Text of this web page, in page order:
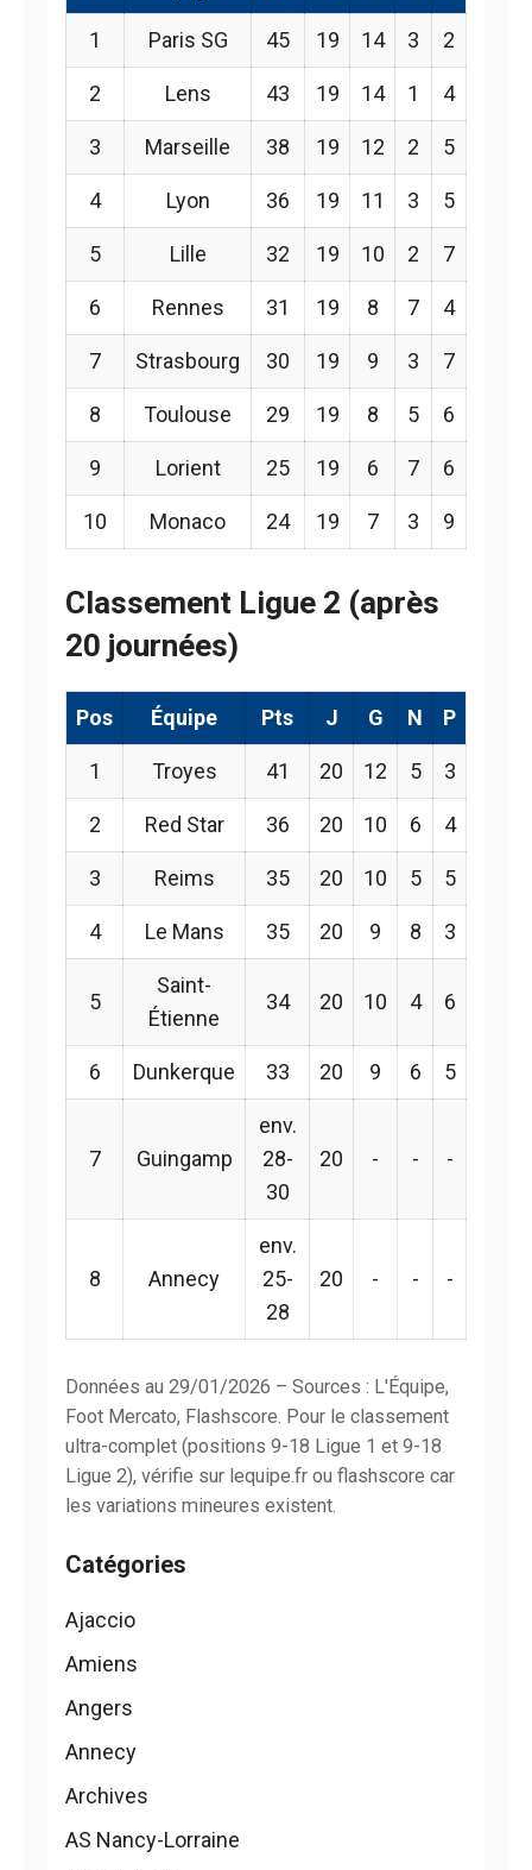
1 Paris SG 45 19 14 3 2
2 Lens 43 19 14 1 4
3 Marseille 38 19 12 2 5
4 Lyon 36 19 11 3 5
5 Lille 32 19 10 2 7
6 Rennes 31 19 8 7 4
7 Strasbourg 30 19 9 3 7
8 Toulouse 29 19 8 5 6
9 Lorient 25 19 6 7 6
10 Monaco 24 19 7 3 9
Classement Ligue 2 (après
20 journées)
Pos Équipe Pts J G N P
1 Troyes 41 20 12 5 3
2 Red Star 36 20 10 6 4
3 Reims 35 20 10 5 5
4 Le Mans 35 20 9 8 3
5
Saint-
Étienne
34 20 10 4 6
6 Dunkerque 33 20 9 6 5
7 Guingamp
env.
28-
30
20 - - -
8 Annecy
env.
25-
28
20 - - -
Données au 29/01/2026 – Sources : L'Équipe,
Foot Mercato, Flashscore. Pour le classement
ultra-complet (positions 9-18 Ligue 1 et 9-18
Ligue 2), vérifie sur lequipe.fr ou flashscore car
les variations mineures existent.
Catégories
Ajaccio
Amiens
Angers
Annecy
Archives
AS Nancy-Lorraine